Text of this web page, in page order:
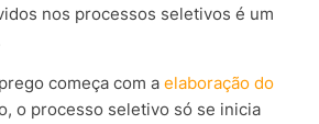
nos processos seletivos é um
começa com a elaboração do
o processo seletivo só se inicia